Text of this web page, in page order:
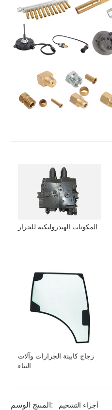
المكونات الهيدروليكية للجرار
زجاج كابينة الجرارات وآلات
البناء
المنتج الوسم: أجزاء التشحيم